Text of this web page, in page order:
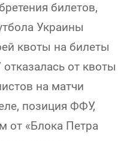
билетов,
Украины
квоты на билеты
от квоты
на матчи
позиция ФФУ,
от «Блока Петра